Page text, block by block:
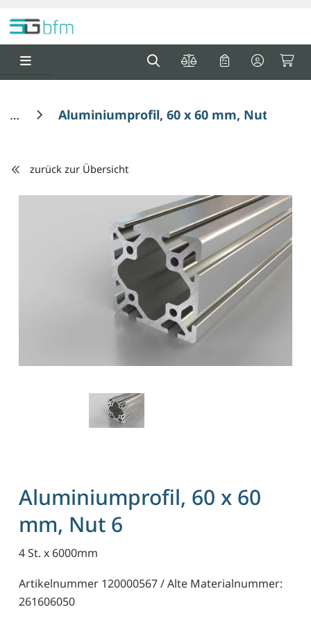
Aluminiumprofil, 60 x 60 mm, Nut 6
zurück zur Übersicht
Aluminiumprofil, 60 x 60
mm, Nut 6
4 St. x 6000mm
Artikelnummer 120000567 / Alte Materialnummer:
261606050